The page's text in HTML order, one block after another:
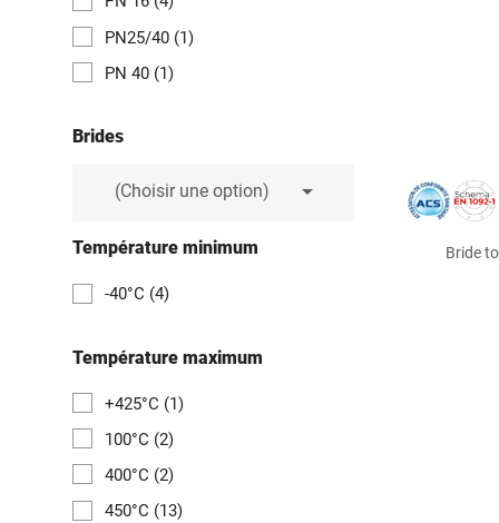
PN25/40 (1)
PN 40 (1)
Brides
(Choisir une option) 
Température minimum
-40°C (4)
Température maximum
+425°C (1)
100°C (2)
400°C (2)
450°C (13)
Bride